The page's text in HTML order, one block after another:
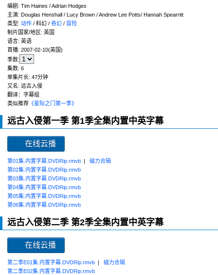
编剧 : Tim Haines / Adrian Hodges
主演: Douglas Henshall / Lucy Brown / Andrew Lee Potts/ Hannah Spearritt
类型: 动作 / 科幻 / 奇幻 / 冒险
制片国家/地区: 英国
语言: 英语
首播: 2007-02-10(英国)
季数:
集数: 6
单集片长: 47分钟
又名: 远古入侵
翻译：字幕组
类似推荐 《星际之门第一季》
远古入侵第一季 第1季全集内置中英字幕
在线云播
第01集.内置字幕.DVDRip.rmvb | 磁力合辑
第02集.内置字幕.DVDRip.rmvb
第03集.内置字幕.DVDRip.rmvb
第04集.内置字幕.DVDRip.rmvb
第05集.内置字幕.DVDRip.rmvb
第06集.内置字幕.DVDRip.rmvb
远古入侵第二季 第2季全集内置中英字幕
在线云播
第二季E01集.内置字幕.DVDRip.rmvb | 磁力合辑
第二季E02集.内置字幕.DVDRip.rmvb